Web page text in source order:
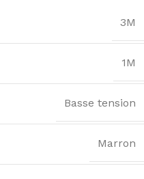
3M
1M
Basse tension
Marron